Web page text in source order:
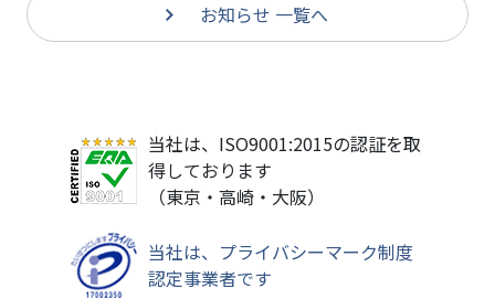
お知らせ 一覧へ
当社は、ISO9001:2015の認証を取
得しております
（東京・高崎・大阪）
当社は、プライバシーマーク制度
認定事業者です